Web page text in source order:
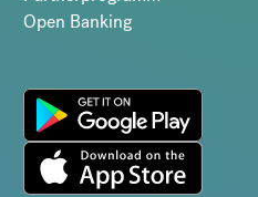
Open Banking